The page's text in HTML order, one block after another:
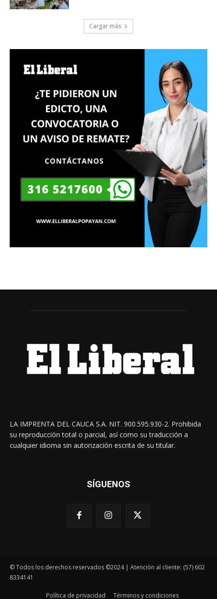
Cargar más
LA IMPRENTA DEL CAUCA S.A. NIT. 900.595.930-2. Prohibida
su reproducción total o parcial, así como su traducción a
cualquier idioma sin autorización escrita de su titular.
SÍGUENOS
© Todos los derechos reservados ©2024 | Atenciòn al cliente: (57) 602
8334141
Política de privacidad Términos y condiciones